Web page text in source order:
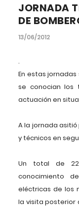
JORNADA
DE
13/06/2012
.
En estas
se conocian los
actuación en
A la jornada asitió
y técnicos en
Un total de 22
conocimiento
eléctricas de los
la visita posterior